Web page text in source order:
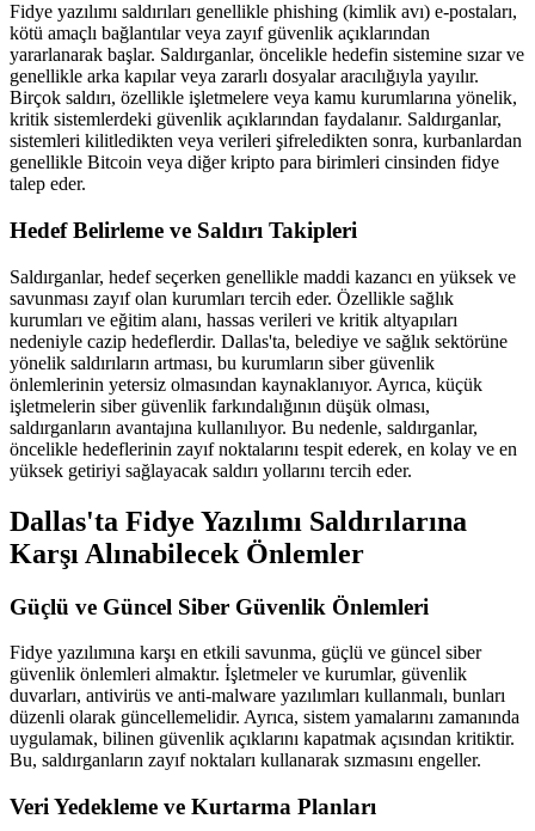
Fidye yazılımı saldırıları genellikle phishing (kimlik avı) e-postaları,
kötü amaçlı bağlantılar veya zayıf güvenlik açıklarından
yararlanarak başlar. Saldırganlar, öncelikle hedefin sistemine sızar ve
genellikle arka kapılar veya zararlı dosyalar aracılığıyla yayılır.
Birçok saldırı, özellikle işletmelere veya kamu kurumlarına yönelik,
kritik sistemlerdeki güvenlik açıklarından faydalanır. Saldırganlar,
sistemleri kilitledikten veya verileri şifreledikten sonra, kurbanlardan
genellikle Bitcoin veya diğer kripto para birimleri cinsinden fidye
talep eder.
Hedef Belirleme ve Saldırı Takipleri
Saldırganlar, hedef seçerken genellikle maddi kazancı en yüksek ve
savunması zayıf olan kurumları tercih eder. Özellikle sağlık
kurumları ve eğitim alanı, hassas verileri ve kritik altyapıları
nedeniyle cazip hedeflerdir. Dallas'ta, belediye ve sağlık sektörüne
yönelik saldırıların artması, bu kurumların siber güvenlik
önlemlerinin yetersiz olmasından kaynaklanıyor. Ayrıca, küçük
işletmelerin siber güvenlik farkındalığının düşük olması,
saldırganların avantajına kullanılıyor. Bu nedenle, saldırganlar,
öncelikle hedeflerinin zayıf noktalarını tespit ederek, en kolay ve en
yüksek getiriyi sağlayacak saldırı yollarını tercih eder.
Dallas'ta Fidye Yazılımı Saldırılarına
Karşı Alınabilecek Önlemler
Güçlü ve Güncel Siber Güvenlik Önlemleri
Fidye yazılımına karşı en etkili savunma, güçlü ve güncel siber
güvenlik önlemleri almaktır. İşletmeler ve kurumlar, güvenlik
duvarları, antivirüs ve anti-malware yazılımları kullanmalı, bunları
düzenli olarak güncellemelidir. Ayrıca, sistem yamalarını zamanında
uygulamak, bilinen güvenlik açıklarını kapatmak açısından kritiktir.
Bu, saldırganların zayıf noktaları kullanarak sızmasını engeller.
Veri Yedekleme ve Kurtarma Planları